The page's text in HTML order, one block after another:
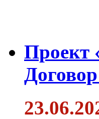
Проект